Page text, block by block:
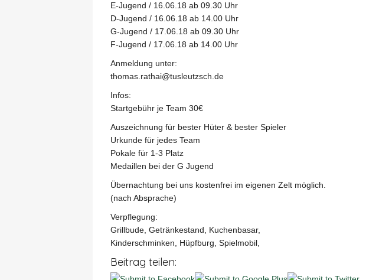
E-Jugend / 16.06.18 ab 09.30 Uhr
D-Jugend / 16.06.18 ab 14.00 Uhr
G-Jugend / 17.06.18 ab 09.30 Uhr
F-Jugend / 17.06.18 ab 14.00 Uhr
Anmeldung unter:
thomas.rathai@tusleutzsch. de
Infos:
Startgebühr je Team 30€
Auszeichnung für bester Hüter & bester Spieler
Urkunde für jedes Team
Pokale für 1-3 Platz
Medaillen bei der G Jugend
Übernachtung bei uns kostenfrei im eigenen Zelt möglich.
(nach Absprache)
Verpflegung:
Grillbude, Getränkestand, Kuchenbasar,
Kinderschminken, Hüpfburg, Spielmobil,
Beitrag teilen: